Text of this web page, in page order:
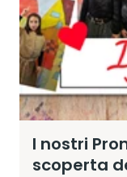
I nostri
scoperta